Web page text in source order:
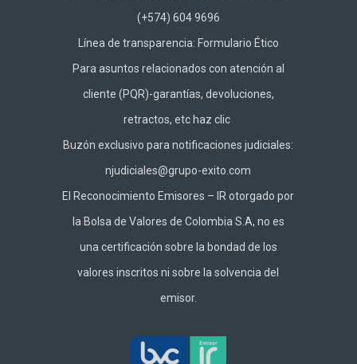
(+574) 604 9696
Línea de transparencia: Formulario Ético
Para asuntos relacionados con atención al
cliente (PQR)-garantías, devoluciones,
retractos, etc hazclic
Buzón exclusivo para notificaciones judiciales:
njudiciales@grupo-exito.com
El Reconocimiento Emisores – IR otorgado por
la Bolsa de Valores de Colombia S.A, no es
una certificación sobre la bondad de los
valores inscritos ni sobre la solvencia del
emisor.